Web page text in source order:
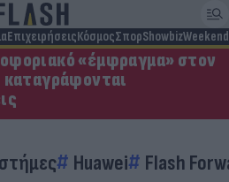
ΕπιχειρήσειςΚόσμοςΣπορShowbizWeekend
«έμφραγμα» στον
καταγράφονται
Huawei Flash